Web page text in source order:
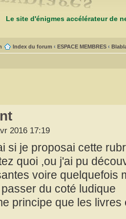
Le site d'énigmes accélérateur de
Index du forum ‹ ESPACE MEMBRES ‹
2016 17:19
si je proposai cette
quoi ,ou j'ai pu
voire quelquefois
du coté ludique
principe que les livres